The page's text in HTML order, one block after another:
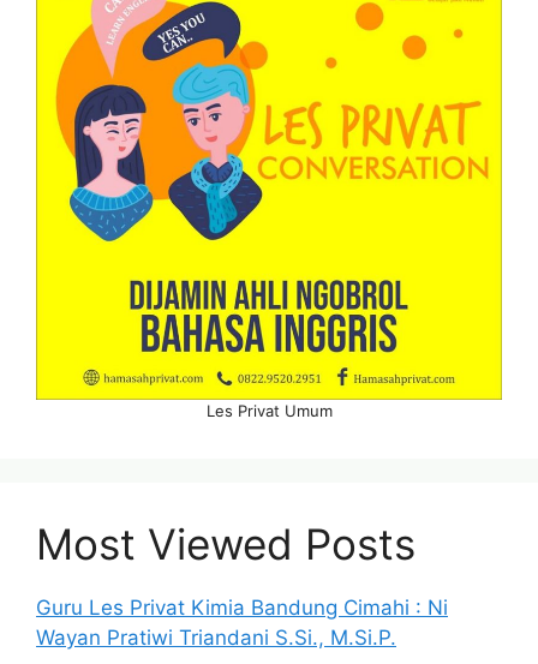
Les Privat Umum
Most Viewed Posts
Guru Les Privat Kimia Bandung Cimahi : Ni
Wayan Pratiwi Triandani S.Si., M.Si.P.